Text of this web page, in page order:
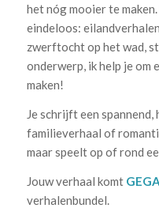
het nóg mooier te
eindeloos:
zwerftocht op het wad,
onderwerp, ik help je om
maken!
Je schrijft een
familieverhaal of
maar speelt op of rond
Jouw verhaal komt
verhalenbundel.